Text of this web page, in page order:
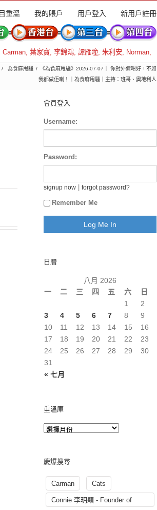
重溫 我的賬戶 用戶登入 新用戶註冊
Carman, 葉家寶, 李錦鴻, 譚雁瞳, 朱利安, Norman,
為食麻甩騷
《為食麻甩騷》2026-07-07｜ 你對外傭咁好，不如
我都做佢喇！｜為食麻甩騷｜主持：班哥、奧地利人
會員登入
Username:
Password:
signup now forgot password?
Remember Me
日曆
八月 2026
一
二 三 四 五 六 日
« 七月
1
2
3
4 5 6 7 8
9
10
11 12 13 14 15
16
17
18 19 20 21 22
23
24
25 26 27 28 29
30
31
重溫庫
慶爆搜尋
Carman Cats
Connie 李玥穎 - Founder of